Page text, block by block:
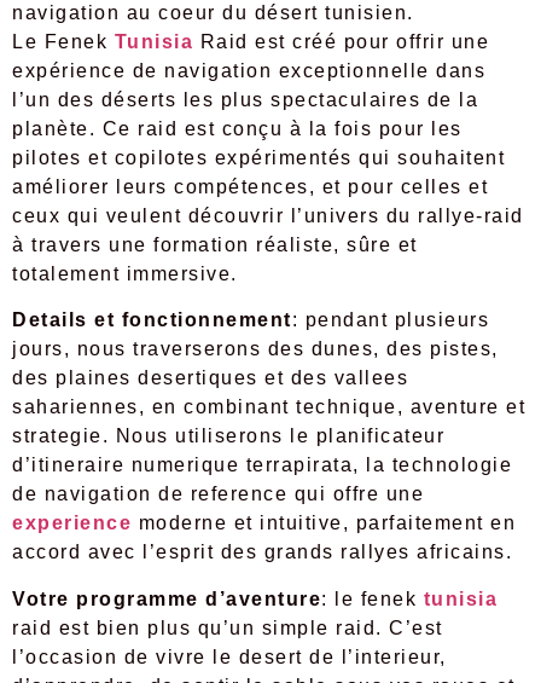
navigation au coeur du désert tunisien.
Le Fenek Tunisia Raid est créé pour offrir une
expérience de navigation exceptionnelle dans
l’un des déserts les plus spectaculaires de la
planète. Ce raid est conçu à la fois pour les
pilotes et copilotes expérimentés qui souhaitent
améliorer leurs compétences, et pour celles et
ceux qui veulent découvrir l’univers du rallye-raid
à travers une formation réaliste, sûre et
totalement immersive.
Details et fonctionnement: pendant plusieurs
jours, nous traverserons des dunes, des pistes,
des plaines desertiques et des vallees
sahariennes, en combinant technique, aventure et
strategie. Nous utiliserons le planificateur
d’itineraire numerique terrapirata, la technologie
de navigation de reference qui offre une
experience moderne et intuitive, parfaitement en
accord avec l’esprit des grands rallyes africains.
Votre programme d’aventure: le fenek tunisia
raid est bien plus qu’un simple raid. C’est
l’occasion de vivre le desert de l’interieur,